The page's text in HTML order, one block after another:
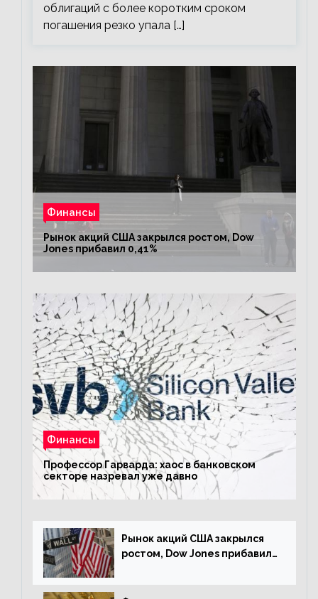
облигаций с более коротким сроком
погашения резко упала […]
Финансы
Рынок акций США закрылся ростом, Dow
Jones прибавил 0,41%
Финансы
Профессор Гарварда: хаос в банковском
секторе назревал уже давно
Рынок акций США закрылся
ростом, Dow Jones прибавил